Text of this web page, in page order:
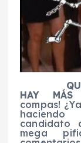
HAY MÁS
compas!
haciendo
candidato
mega